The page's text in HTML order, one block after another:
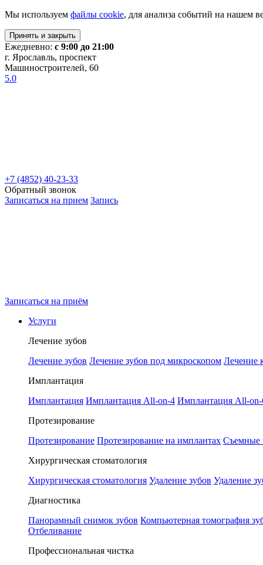
Мы используем файлы cookie, для анализа событий на нашем
Принять и закрыть
Ежедневно: с 9:00 до 21:00
г. Ярославль, проспект
Машиностроителей, 60
5.0
+7 (4852) 40-23-33
Обратный звонок
Записаться на прием Запись
Записаться на приём
Услуги
Лечение зубов
Лечение зубов Лечение зубов под микроскопом Лечение
Имплантация
Имплантация Имплантация All-on-4 Имплантация All-
Протезирование
Протезирование Протезирование на имплантах Съемные
Хирургическая стоматология
Хирургическая стоматология Удаление зубов Удаление
Диагностика
Панорамный снимок зубов Компьютерная томография
Отбеливание
Профессиональная чистка